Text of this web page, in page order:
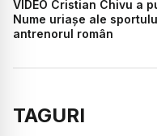
VIDEO Cristian Chivu a
Nume uriașe ale
antrenorul român
TAGURI